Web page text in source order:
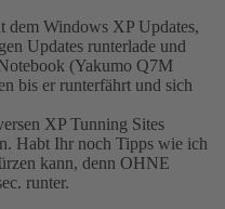
dem Windows XP Updates,
Updates runterlade und
(Yakumo Q7M
bis er runterfährt und sich
XP Tunning Sites
Habt Ihr noch Tipps wie ich
kann, denn OHNE
runter.